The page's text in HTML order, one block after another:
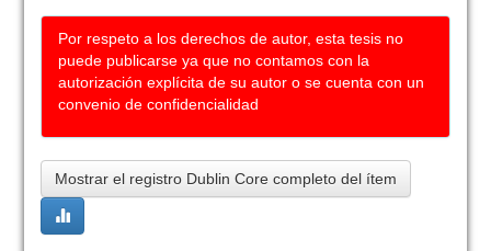
Por respeto a los derechos de autor, esta tesis no
puede publicarse ya que no contamos con la
autorización explícita de su autor o se cuenta con un
convenio de confidencialidad
Mostrar el registro Dublin Core completo del ítem